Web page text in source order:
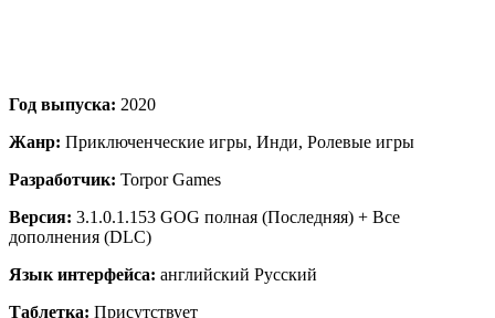
Год выпуска: 2020
Жанр: Приключенческие игры, Инди, Ролевые игры
Разработчик: Torpor Games
Версия: 3.1.0.1.153 GOG полная (Последняя) + Все
дополнения (DLC)
Язык интерфейса: английский Русский
Таблетка: Присутствует